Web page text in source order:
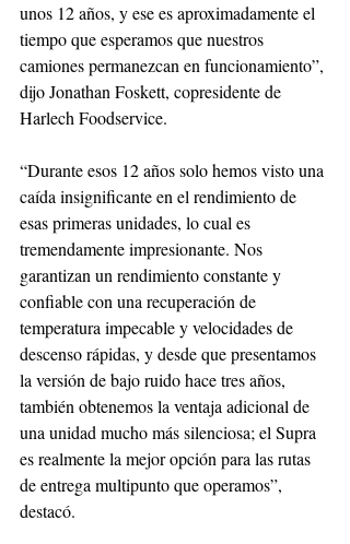
unos 12 años, y ese es aproximadamente el
tiempo que esperamos que nuestros
camiones permanezcan en funcionamiento”,
dijo Jonathan Foskett, copresidente de
Harlech Foodservice.
“Durante esos 12 años solo hemos visto una
caída insignificante en el rendimiento de
esas primeras unidades, lo cual es
tremendamente impresionante. Nos
garantizan un rendimiento constante y
confiable con una recuperación de
temperatura impecable y velocidades de
descenso rápidas, y desde que presentamos
la versión de bajo ruido hace tres años,
también obtenemos la ventaja adicional de
una unidad mucho más silenciosa; el Supra
es realmente la mejor opción para las rutas
de entrega multipunto que operamos”,
destacó.